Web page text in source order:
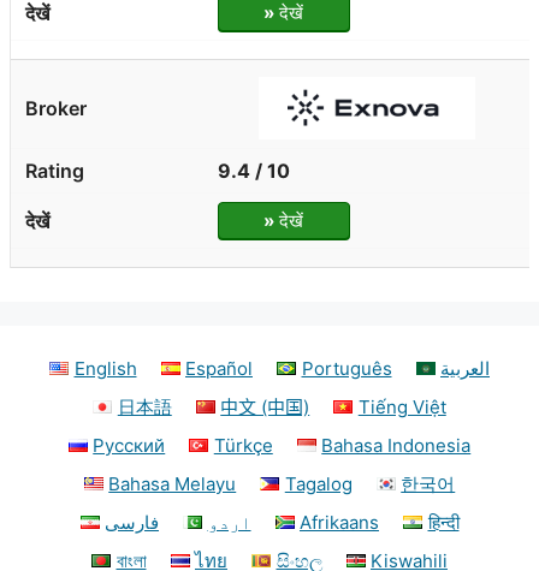
»देखें
9.4 / 10
»देखें
English Español Português
العربية
日本語
中文 (中国)
Tiếng Việt
Русский
Türkçe
Bahasa Indonesia
Bahasa Melayu
Tagalog
한국어
فارسی
اردو Afrikaans
हिन्दी
বাংলা
ไทย සිංහල Kiswahili